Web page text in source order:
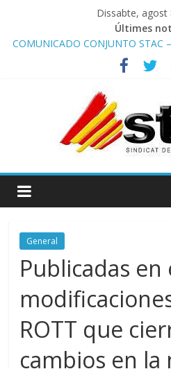
Dissabte, agost
Últimes
COMUNICADO CONJUNTO STAC
Comunicado STAC/ ATC de la
‘Esquadra del aeropuerto de
Programa de Radio TAXI LIBRE
STAC/ATC SOLICITAN TAULA
OPERATIVA DE ENTRADA EN EL
Programa de Radio TAXI LIBRE
General
Publicadas en
ROTT que
cambios en la